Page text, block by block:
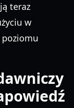
teraz
w
poziomu